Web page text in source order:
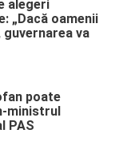
alegeri
„Dacă oamenii
va
poate
ministrul
PAS